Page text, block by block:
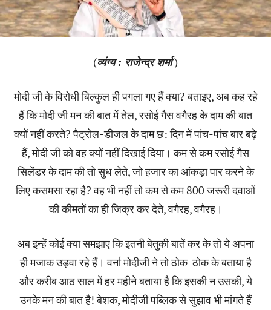
(व्यंग्य : राजेन्द्र शर्मा)
मोदी जी के विरोधी बिल्कुल ही पगला गए हैं क्या? बताइए, अब कह रहे
हैं कि मोदी जी मन की बात में तेल, रसोई गैस वगैरह के दाम की बात
क्यों नहीं करते? पैट्रोल-डीजल के दाम छ: दिन में पांच-पांच बार बढ़े
हैं, मोदी जी को वह क्यों नहीं दिखाई दिया। कम से कम रसोई गैस
सिलेंडर के दाम की तो सुध लेते, जो हजार का आंकड़ा पार करने के
लिए कसमसा रहा है? वह भी नहीं तो कम से कम 800 जरूरी दवाओं
की कीमतों का ही जिक्र कर देते, वगैरह, वगैरह।
अब इन्हें कोई क्या समझाए कि इतनी बेतुकी बातें कर के तो ये अपना
ही मजाक उड़वा रहे हैं। वर्ना मोदीजी ने तो ठोक-ठोक के बताया है
और करीब आठ साल में हर महीने बताया है कि इसकी न उसकी, ये
उनके मन की बात है! बेशक, मोदीजी पब्लिक से सुझाव भी मांगते हैं